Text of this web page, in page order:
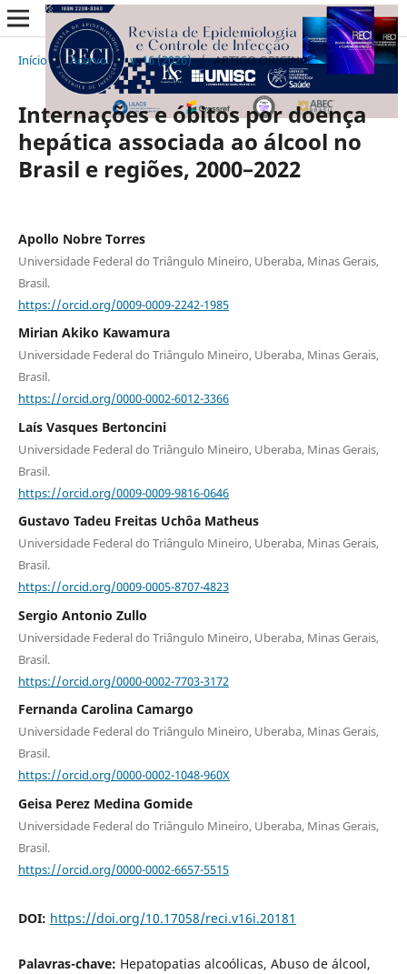
Início / Acervo / v. 16 (2026) / ARTIGO ORIGINAL
Internações e óbitos por doença
hepática associada ao álcool no
Brasil e regiões, 2000–2022
Apollo Nobre Torres
Universidade Federal do Triângulo Mineiro, Uberaba, Minas Gerais,
Brasil.
https://orcid.org/0009-0009-2242-1985
Mirian Akiko Kawamura
Universidade Federal do Triângulo Mineiro, Uberaba, Minas Gerais,
Brasil.
https://orcid.org/0000-0002-6012-3366
Laís Vasques Bertoncini
Universidade Federal do Triângulo Mineiro, Uberaba, Minas Gerais,
Brasil.
https://orcid.org/0009-0009-9816-0646
Gustavo Tadeu Freitas Uchôa Matheus
Universidade Federal do Triângulo Mineiro, Uberaba, Minas Gerais,
Brasil.
https://orcid.org/0009-0005-8707-4823
Sergio Antonio Zullo
Universidade Federal do Triângulo Mineiro, Uberaba, Minas Gerais,
Brasil.
https://orcid.org/0000-0002-7703-3172
Fernanda Carolina Camargo
Universidade Federal do Triângulo Mineiro, Uberaba, Minas Gerais,
Brasil.
https://orcid.org/0000-0002-1048-960X
Geisa Perez Medina Gomide
Universidade Federal do Triângulo Mineiro, Uberaba, Minas Gerais,
Brasil.
https://orcid.org/0000-0002-6657-5515
DOI: https://doi.org/10.17058/reci.v16i.20181
Palavras-chave: Hepatopatias alcoólicas, Abuso de álcool,